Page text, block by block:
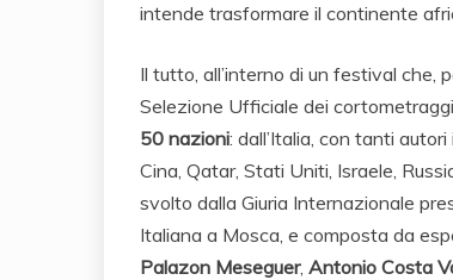
intende trasformare il continente
Il tutto, all’interno di un festival che,
Selezione Ufficiale dei
50 nazioni: dall’Italia, con tanti
Cina, Qatar, Stati Uniti, Israele,
svolto dalla Giuria Internazionale
Italiana a Mosca, e composta da
Palazon Meseguer, Antonio Costa